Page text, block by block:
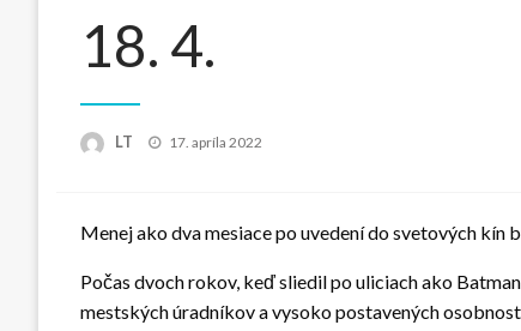
18. 4.
LT
Posted
17. apríla 2022
Menej ako dva mesiace po uvedení do svetových kín
Počas dvoch rokov, keď sliedil po uliciach ako
mestských úradníkov a vysoko postavených